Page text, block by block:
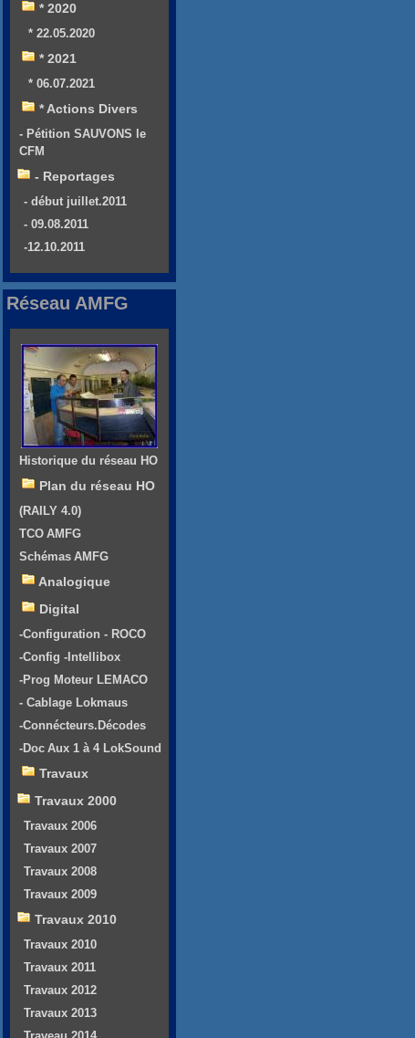
* 2020
* 22.05.2020
* 2021
* 06.07.2021
* Actions Divers
- Pétition SAUVONS le
CFM
- Reportages
- début juillet.2011
- 09.08.2011
-12.10.2011
Réseau AMFG
Historique du réseau HO
Plan du réseau HO
(RAILY 4.0)
TCO AMFG
Schémas AMFG
Analogique
Digital
-Configuration - ROCO
-Config -Intellibox
-Prog Moteur LEMACO
- Cablage Lokmaus
-Connécteurs.Décodes
-Doc Aux 1 à 4 LokSound
Travaux
Travaux 2000
Travaux 2006
Travaux 2007
Travaux 2008
Travaux 2009
Travaux 2010
Travaux 2010
Travaux 2011
Travaux 2012
Travaux 2013